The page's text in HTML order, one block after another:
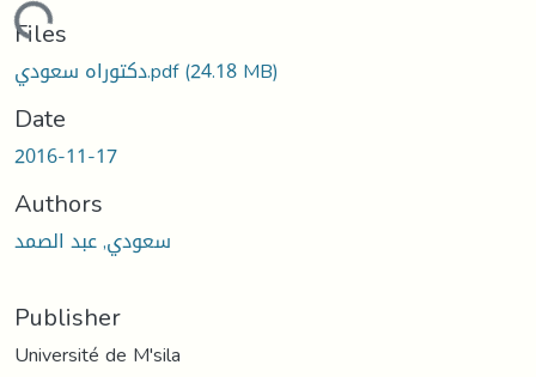
Loading...
Files
دكتوراه سعودي.pdf(24.18 MB)
Date
2016-11-17
Authors
سعودي, عبد الصمد
Publisher
Université de M'sila